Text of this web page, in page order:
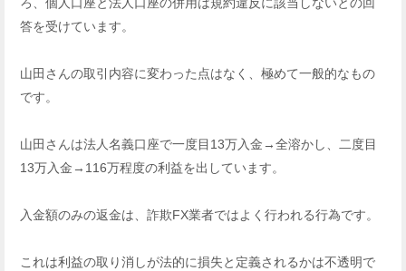
答を受けています。
山田さんの取引内容に変わった点はなく、極めて一般的なもの
です。
山田さんは法人名義口座で一度目13万入金→全溶かし、二度目
13万入金→116万程度の利益を出しています。
入金額のみの返金は、詐欺FX業者ではよく行われる行為です。
これは利益の取り消しが法的に損失と定義されるかは不透明で